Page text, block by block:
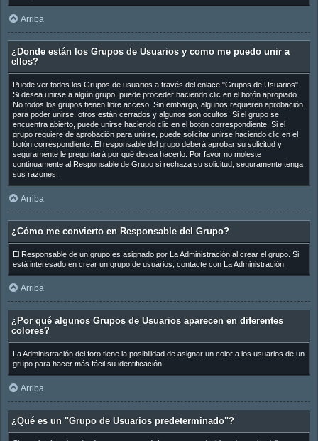
Arriba
¿Donde están los Grupos de Usuarios y como me puedo unir a
ellos?
Puede ver todos los Grupos de usuarios a través del enlace "Grupos de Usuarios".
Si desea unirse a algún grupo, puede proceder haciendo clic en el botón apropiado.
No todos los grupos tienen libre acceso. Sin embargo, algunos requieren aprobación
para poder unirse, otros están cerrados y algunos son ocultos. Si el grupo se
encuentra abierto, puede unirse haciendo clic en el botón correspondiente. Si el
grupo requiere de aprobación para unirse, puede solicitar unirse haciendo clic en el
botón correspondiente. El responsable del grupo deberá aprobar su solicitud y
seguramente le preguntará por qué desea hacerlo. Por favor no moleste
continuamente al Responsable de Grupo si rechaza su solicitud; seguramente tenga
sus razones.
Arriba
¿Cómo me convierto en Responsable del Grupo?
El Responsable de un grupo es asignado por La Administración al crear el grupo. Si
está interesado en crear un grupo de usuarios, contacte con La Administración.
Arriba
¿Por qué algunos Grupos de Usuarios aparecen en diferentes
colores?
La Administración del foro tiene la posibilidad de asignar un color a los usuarios de un
grupo para hacer más fácil su identificación.
Arriba
¿Qué es un "Grupo de Usuarios predeterminado"?